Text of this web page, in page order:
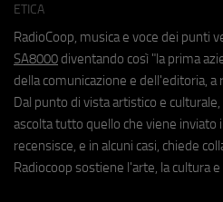
ETICA
RadioCoop, musica e voce dei punti
SA8000 diventando così "la prima
della comunicazione e dell'editoria, a
Dal punto di vista artistico e
ascolta tutto quello che viene inviato
recensisce, e in alcuni casi, chiede
Radiocoop sostiene l'arte, la cultura